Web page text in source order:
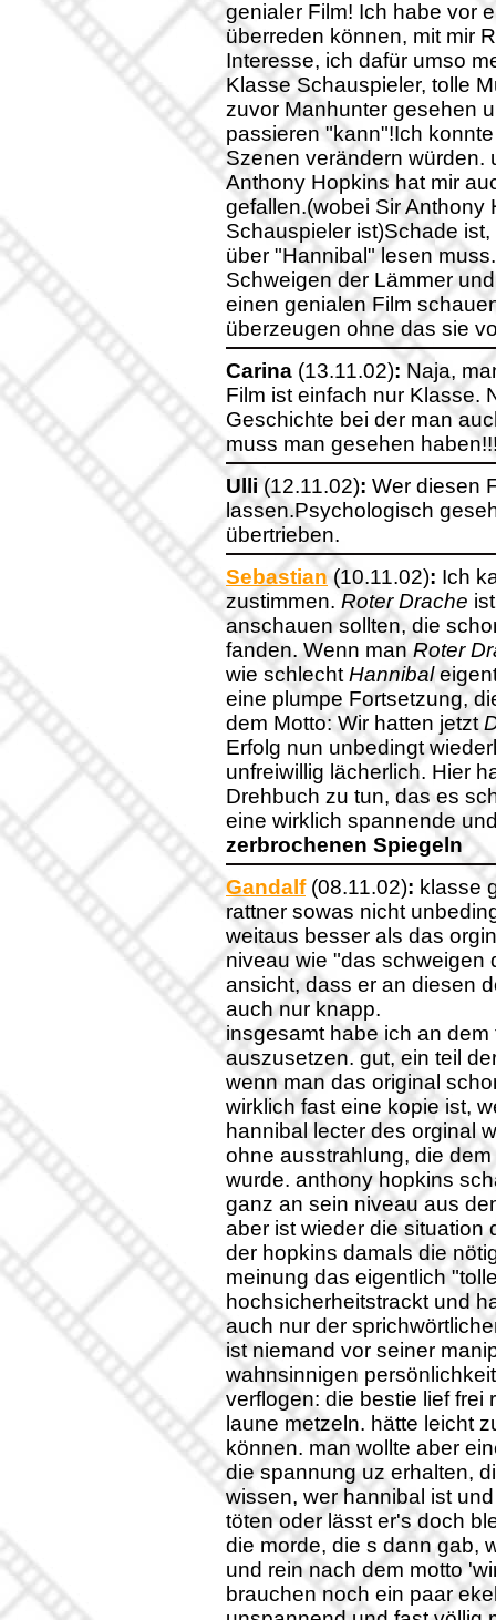
genialer Film! Ich habe vor
überreden können, mit mir
Interesse, ich dafür umso
Klasse Schauspieler, tolle
zuvor Manhunter gesehen
passieren "kann"!Ich
Szenen verändern würden.
Anthony Hopkins hat mir
gefallen.(wobei Sir
Schauspieler ist)Schade
über "Hannibal" lesen
Schweigen der Lämmer
einen genialen Film
überzeugen ohne das sie
Carina (13.11.02): Naja,
Film ist einfach nur Klasse.
Geschichte bei der man
muss man gesehen
Ulli(12.11.02): Wer diesen
lassen.Psychologisch
übertrieben.
Sebastian (10.11.02): Ich
zustimmen. Roter Drache
anschauen sollten, die
fanden. Wenn man Roter
wie schlecht Hannibal
eine plumpe Fortsetzung,
dem Motto: Wir hatten jetzt
Erfolg nun unbedingt
unfreiwillig lächerlich. Hier
Drehbuch zu tun, das es
eine wirklich spannende
zerbrochenen Spiegeln
Gandalf(08.11.02): klasse
rattner sowas nicht
weitaus besser als das
niveau wie "das schweigen
ansicht, dass er an diesen
auch nur knapp.
insgesamt habe ich an
auszusetzen. gut, ein teil
wenn man das original
wirklich fast eine kopie ist,
hannibal lecter des orginal
ohne ausstrahlung, die
wurde. anthony hopkins
ganz an sein niveau aus
aber ist wieder die situation
der hopkins damals die
meinung das eigentlich
hochsicherheitstrackt und
auch nur der
ist niemand vor seiner
wahnsinnigen
verflogen: die bestie lief frei
laune metzeln. hätte leicht
können. man wollte aber
die spannung uz erhalten,
wissen, wer hannibal ist
töten oder lässt er's doch
die morde, die s dann gab,
und rein nach dem motto
brauchen noch ein paar